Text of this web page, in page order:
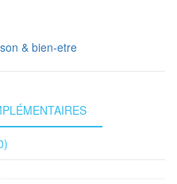
& bien-etre